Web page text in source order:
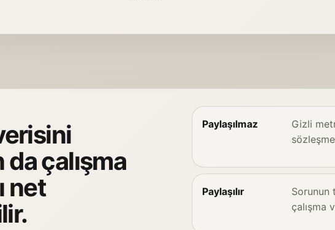
çalışma
net
Paylaşılmaz
Gizli
Paylaşılır
Sorunun
çalışma